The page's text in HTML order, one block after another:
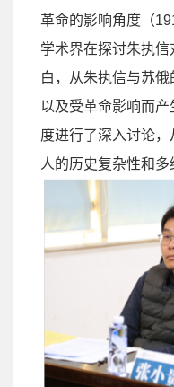
革命的影响角度（
学术界在探讨朱执
白，从朱执信与苏俄
以及受革命影响而
度进行了深入讨论
人的历史复杂性和多